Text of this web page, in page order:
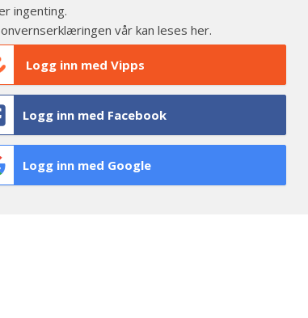
ingenting.
vår kan lesesher.
Logg inn med Vipps
Logg inn med Facebook
Logg inn med Google